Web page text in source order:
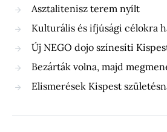
Asztalitenisz terem nyílt
Kulturális és ifjúsági célokra
Új NEGO dojo színesíti
Bezárták volna, majd
Elismerések Kispest